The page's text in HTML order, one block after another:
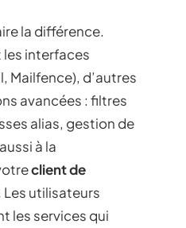
la différence.
interfaces
Mailfence), d’autres
avancées : filtres
alias, gestion de
à la
client de
Les utilisateurs
les services qui